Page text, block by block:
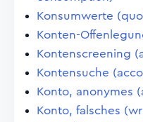
Konsumwerte
Konten-
Kontenscreening
Kontensuche
Konto, anonymes
Konto, falsches